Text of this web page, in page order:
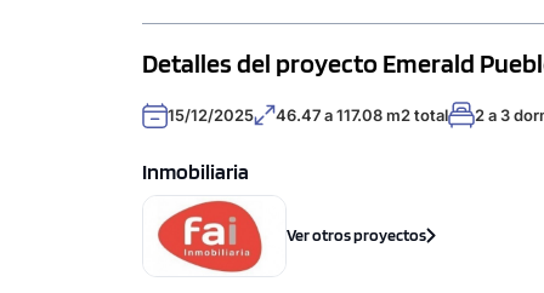
Detalles del proyecto Emerald
15/12/2025 46.47 a 117.08 m2 total 2 a 3
Inmobiliaria
Ver otros proyectos